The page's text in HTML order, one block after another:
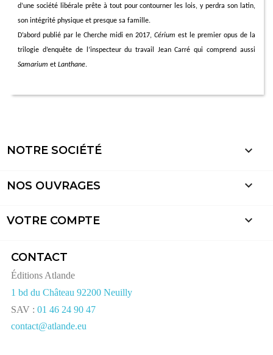
d’une société libérale prête à tout pour contourner les lois, y perdra son latin,
son intégrité physique et presque sa famille.
D’abord publié par le Cherche midi en 2017, Cérium est le premier opus de la
trilogie d’enquête de l’inspecteur du travail Jean Carré qui comprend aussi
SamariumetLanthane.
NOTRE SOCIÉTÉ 
NOS OUVRAGES 
VOTRE COMPTE 
CONTACT
Éditions Atlande
1 bd du Château 92200 Neuilly
SAV : 01 46 24 90 47
contact@atlande.eu